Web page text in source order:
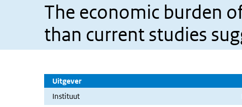
The economic burden
than current studies
Uitgever
Instituut